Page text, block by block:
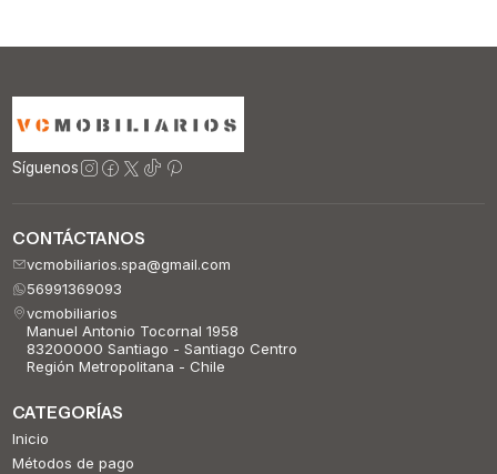
Síguenos
CONTÁCTANOS
vcmobiliarios.spa@gmail.com
56991369093
vcmobiliarios
Manuel Antonio Tocornal 1958
83200000 Santiago - Santiago Centro
Región Metropolitana - Chile
CATEGORÍAS
Inicio
Métodos de pago